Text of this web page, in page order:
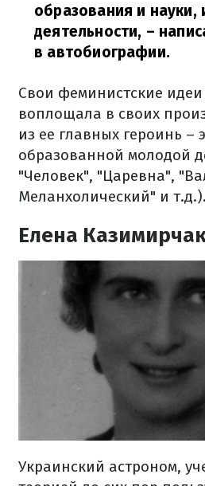
образования и
деятельности, –
в автобиографии.
Свои феминистские
воплощала в своих
из ее главных героинь –
образованной молодой
"Человек", "Царевна",
Меланхолический" и т.д.).
Елена
Украинский астроном,